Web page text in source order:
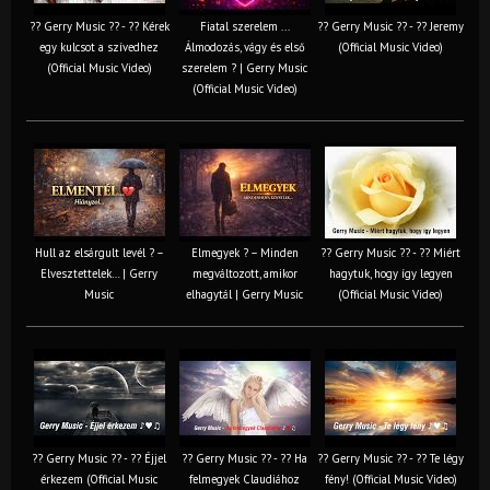
?? Gerry Music ?? - ?? Kérek
egy kulcsot a szívedhez
(Official Music Video)
Fiatal szerelem ...
Álmodozás, vágy és első
szerelem ? | Gerry Music
(Official Music Video)
?? Gerry Music ?? - ?? Jeremy
(Official Music Video)
Hull az elsárgult levél ? –
Elvesztettelek… | Gerry
Music
Elmegyek ? – Minden
megváltozott, amikor
elhagytál | Gerry Music
?? Gerry Music ?? - ?? Miért
hagytuk, hogy így legyen
(Official Music Video)
?? Gerry Music ?? - ?? Éjjel
érkezem (Official Music
?? Gerry Music ?? - ?? Ha
felmegyek Claudiához
?? Gerry Music ?? - ?? Te légy
fény! (Official Music Video)